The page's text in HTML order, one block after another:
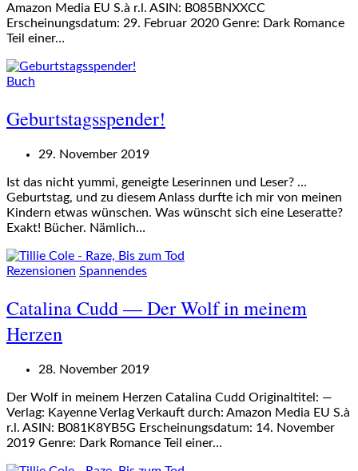
Amazon Media EU S.à r.l. ASIN: B085BNXXCC
Erscheinungsdatum: 29. Februar 2020 Genre: Dark Romance
Teil einer…
Buch
Geburtstagsspender!
29. November 2019
Ist das nicht yummi, geneigte Leserinnen und Leser? …
Geburtstag, und zu diesem Anlass durfte ich mir von meinen
Kindern etwas wünschen. Was wünscht sich eine Leseratte?
Exakt! Bücher. Nämlich…
Rezensionen Spannendes
Catalina Cudd — Der Wolf in meinem
Herzen
28. November 2019
Der Wolf in meinem Herzen Catalina Cudd Originaltitel: —
Verlag: Kayenne Verlag Verkauft durch: Amazon Media EU S.à
r.l. ASIN: B081K8YB5G Erscheinungsdatum: 14. November
2019 Genre: Dark Romance Teil einer…